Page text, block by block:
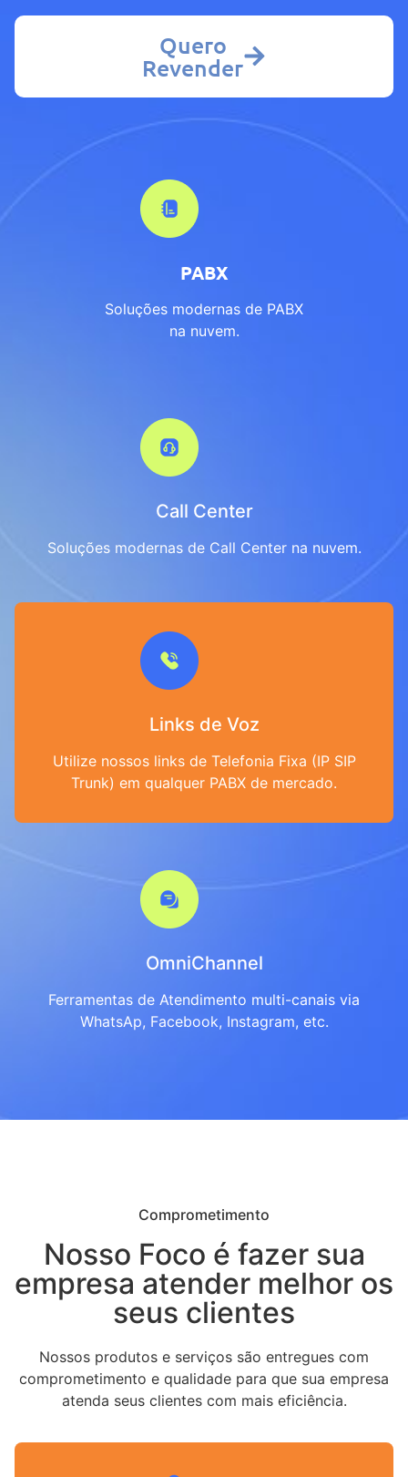
Links de Voz
Utilize nossos links de Telefonia Fixa (IP SIP
Trunk) em qualquer PABX de mercado.
OmniChannel
Ferramentas de Atendimento multi-canais via
WhatsAp, Facebook, Instagram, etc.
PABX
Soluções modernas de PABX
na nuvem.
Call Center
Soluções modernas de Call Center na nuvem.
Quero
Revender
Comprometimento
Nosso Foco é fazer sua
empresa atender melhor os
seus clientes
Nossos produtos e serviços são entregues com
comprometimento e qualidade para que sua empresa
atenda seus clientes com mais eficiência.